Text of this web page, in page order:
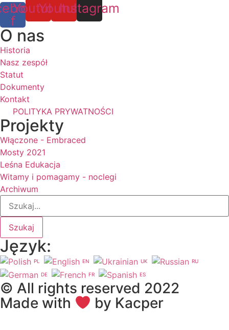
f
YoutubeYoutube
Instagram
O nas
Historia
Nasz zespół
Statut
Dokumenty
Kontakt
POLITYKA PRYWATNOŚCI
Projekty
Włączone - Embraced
Mosty 2021
Leśna Edukacja
Witamy i pomagamy - noclegi
Archiwum
Szukaj
Język:
PL EN UK RU
DE FR ES
© All rights reserved 2022
Made with
by Kacper